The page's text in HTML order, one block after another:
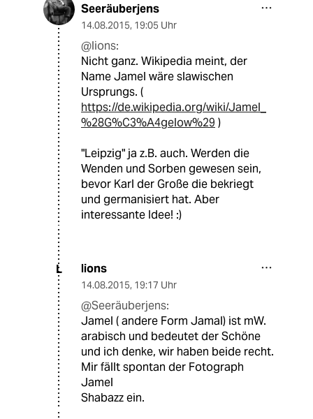
Seeräuberjens
14.08.2015, 19:05 Uhr
@lions:
Nicht ganz. Wikipedia meint, der
Name Jamel wäre slawischen
Ursprungs. (
https://de.wikipedia.org/wiki/Jamel_
%28G%C3%A4gelow%29 )
"Leipzig" ja z.B. auch. Werden die
Wenden und Sorben gewesen sein,
bevor Karl der Große die bekriegt
und germanisiert hat. Aber
interessante Idee! :)
L lions
14.08.2015, 19:17 Uhr
@Seeräuberjens:
Jamel ( andere Form Jamal) ist mW.
arabisch und bedeutet der Schöne
und ich denke, wir haben beide recht.
Mir fällt spontan der Fotograph
Jamel
Shabazz ein.